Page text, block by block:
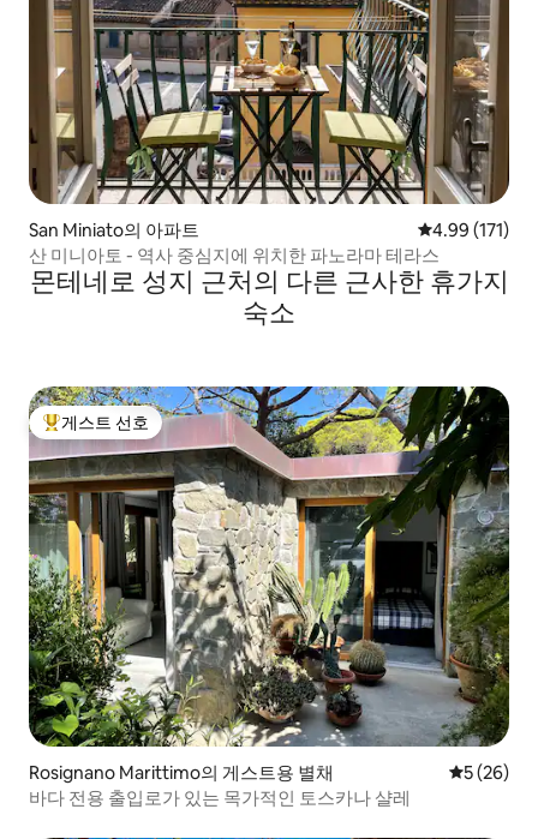
San Miniato의 아파트 평점 4.99점(5
4.99 (171)
산 미니아토 - 역사 중심지에 위치한 파노라마 테라스
몬테네로 성지 근처의 다른 근사한 휴가지
숙소
상위 게스트 선호
게스트 선호
Rosignano Marittimo의 게스트용 별채 평점 5점(5
5 (26)
바다 전용 출입로가 있는 목가적인 토스카나 샬레